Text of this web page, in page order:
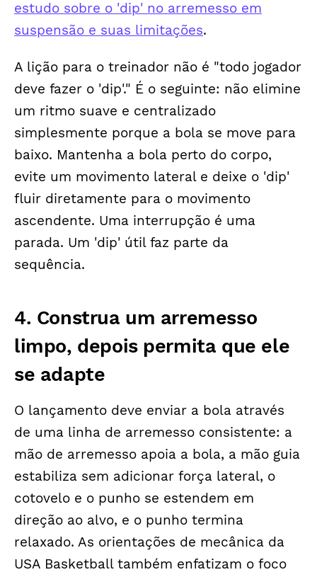
estudo sobre o 'dip' no arremesso em
suspensão e suas limitações.
A lição para o treinador não é "todo jogador
deve fazer o 'dip'." É o seguinte: não elimine
um ritmo suave e centralizado
simplesmente porque a bola se move para
baixo. Mantenha a bola perto do corpo,
evite um movimento lateral e deixe o 'dip'
fluir diretamente para o movimento
ascendente. Uma interrupção é uma
parada. Um 'dip' útil faz parte da
sequência.
4. Construa um arremesso
limpo, depois permita que ele
se adapte
O lançamento deve enviar a bola através
de uma linha de arremesso consistente: a
mão de arremesso apoia a bola, a mão guia
estabiliza sem adicionar força lateral, o
cotovelo e o punho se estendem em
direção ao alvo, e o punho termina
relaxado. As orientações de mecânica da
USA Basketball também enfatizam o foco